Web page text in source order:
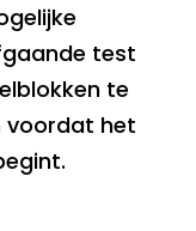
test
te
voordat het